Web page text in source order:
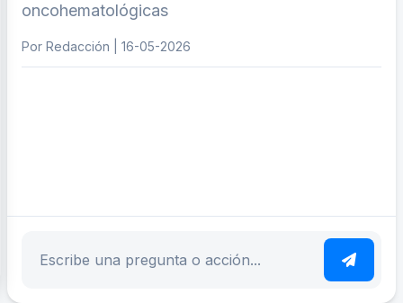
oncohematológicas
Por Redacción | 16-05-2026
Escribe tu pregunta